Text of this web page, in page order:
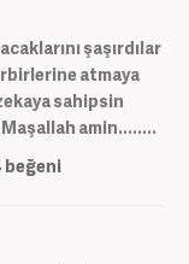
şaşırdılar
atmaya
sahipsin
amin........
beğeni